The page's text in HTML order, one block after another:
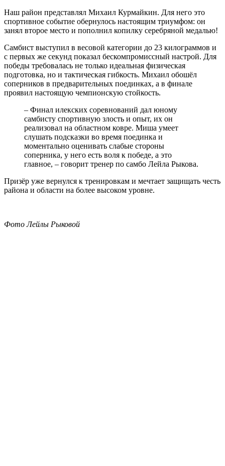
Наш район представлял Михаил Курмайкин. Для него это
спортивное событие обернулось настоящим триумфом: он
занял второе место и пополнил копилку серебряной медалью!
Самбист выступил в весовой категории до 23 килограммов и
с первых же секунд показал бескомпромиссный настрой. Для
победы требовалась не только идеальная физическая
подготовка, но и тактическая гибкость. Михаил обошёл
соперников в предварительных поединках, а в финале
проявил настоящую чемпионскую стойкость.
– Финал илекских соревнований дал юному
самбисту спортивную злость и опыт, их он
реализовал на областном ковре. Миша умеет
слушать подсказки во время поединка и
моментально оценивать слабые стороны
соперника, у него есть воля к победе, а это
главное, – говорит тренер по самбо Лейла Рыкова.
Призёр уже вернулся к тренировкам и мечтает защищать честь
района и области на более высоком уровне.
Фото Лейлы Рыковой